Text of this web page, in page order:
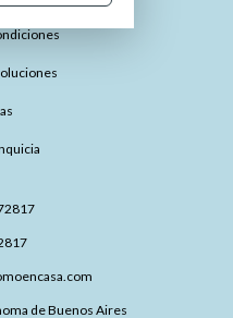
de Buenos Aires